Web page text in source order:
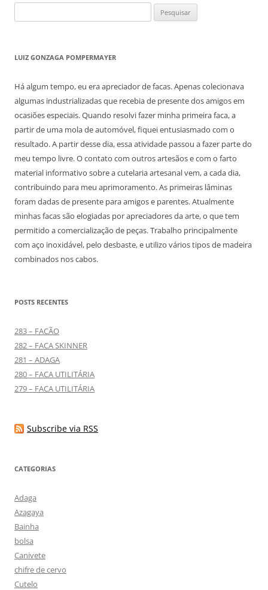
por:
LUIZ GONZAGA POMPERMAYER
Há algum tempo, eu era apreciador de facas. Apenas colecionava
algumas industrializadas que recebia de presente dos amigos em
ocasiões especiais. Quando resolvi fazer minha primeira faca, a
partir de uma mola de automóvel, fiquei entusiasmado com o
resultado. A partir desse dia, essa atividade passou a fazer parte do
meu tempo livre. O contato com outros artesãos e com o farto
material informativo sobre a cutelaria artesanal vem, a cada dia,
contribuindo para meu aprimoramento. As primeiras lâminas
foram dadas de presente para amigos e parentes. Atualmente
minhas facas são elogiadas por apreciadores da arte, o que tem
permitido a comercialização de peças. Trabalho principalmente
com aço inoxidável, pelo desbaste, e utilizo vários tipos de madeira
combinados nos cabos.
POSTS RECENTES
283 – FACÃO
282 – FACA SKINNER
281 – ADAGA
280 – FACA UTILITÁRIA
279 – FACA UTILITÁRIA
Subscribe via RSS
CATEGORIAS
Adaga
Azagaya
Bainha
bolsa
Canivete
chifre de cervo
Cutelo